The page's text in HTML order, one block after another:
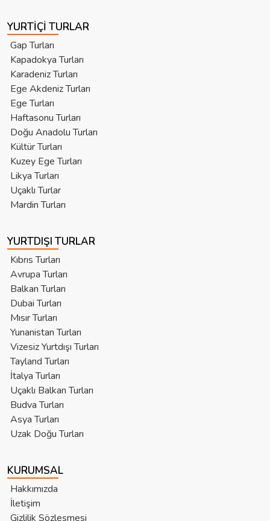
YURTIÇI TURLAR
Gap Turları
Kapadokya Turları
Karadeniz Turları
Ege Akdeniz Turları
Ege Turları
Haftasonu Turları
Doğu Anadolu Turları
Kültür Turları
Kuzey Ege Turları
Likya Turları
Uçaklı Turlar
Mardin Turları
YURTDIŞI TURLAR
Kıbrıs Turları
Avrupa Turları
Balkan Turları
Dubai Turları
Mısır Turları
Yunanistan Turları
Vizesiz Yurtdışı Turları
Tayland Turları
İtalya Turları
Uçaklı Balkan Turları
Budva Turları
Asya Turları
Uzak Doğu Turları
KURUMSAL
Hakkımızda
İletişim
Gizlilik Sözleşmesi